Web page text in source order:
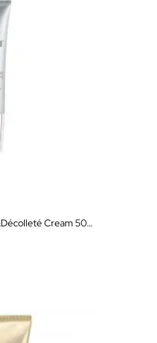
SUPRÊME JEUNESSE Cou&Décolleté Cream 50ml